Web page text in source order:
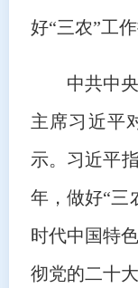
好“三农”工
中共中央
主席习近平
示。习近平
年，做好“三
时代中国特
彻党的二十